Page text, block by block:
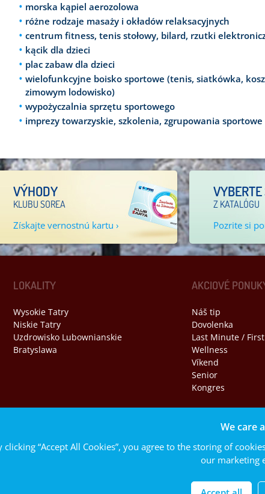
morska kąpiel aerozolowa
różne rodzaje masaży i okładów relaksacyjnych
centrum fitness, tenis stołowy, bilard, rzutki
kącik dla dzieci
plac zabaw dla dzieci
wielofunkcyjne boisko sportowe (tenis, siatkówka,
zimowym lodowisko)
wypożyczalnia sprzętu sportowego
imprezy towarzyskie, szkolenia, zgrupowania sportowe
VÝHODY
KLUBU SOREA
Získajte vernostnú kartu ›
VYBERTE
Z KATALÓGU
Pozrite si
LOKALITY
Wysokie Tatry
Niskie Tatry
Uzdrowisko Lubownianskie
Bratyslawa
AKCIOVÉ
Náš tip
Dovolenka
Last Minute /
Wellness
Víkend
Senior
Kongres
Mapa stránok|Právne informácie
We care
clicking “Accept All Cookies”, you agree to the storing of
our marketing